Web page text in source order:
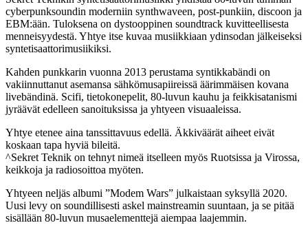
cyberpunksoundin moderniin synthwaveen, post-punkiin, discoon ja
EBM:ään. Tuloksena on dystooppinen soundtrack kuvitteellisesta
menneisyydestä. Yhtye itse kuvaa musiikkiaan ydinsodan jälkeiseksi
syntetisaattorimusiikiksi.
Kahden punkkarin vuonna 2013 perustama syntikkabändi on
vakiinnuttanut asemansa sähkömusapiireissä äärimmäisen kovana
livebändinä. Scifi, tietokonepelit, 80-luvun kauhu ja feikkisatanismi
jyräävät edelleen sanoituksissa ja yhtyeen visuaaleissa.
Yhtye etenee aina tanssittavuus edellä. Äkkiväärät aiheet eivät
koskaan tapa hyviä bileitä.
^Sekret Teknik on tehnyt nimeä itselleen myös Ruotsissa ja Virossa,
keikkoja ja radiosoittoa myöten.
Yhtyeen neljäs albumi ”Modem Wars” julkaistaan syksyllä 2020.
Uusi levy on soundillisesti askel mainstreamin suuntaan, ja se pitää
sisällään 80-luvun musaelementtejä aiempaa laajemmin.